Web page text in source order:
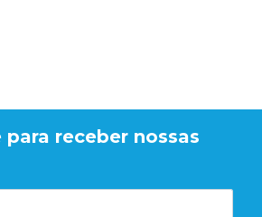
para receber nossas